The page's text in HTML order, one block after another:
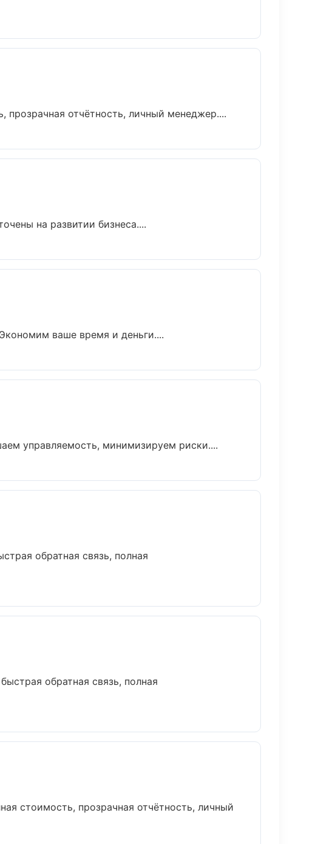
отчётность, личный менеджер....
на развитии бизнеса....
ваше время и деньги....
управляемость, минимизируем риски....
обратная связь, полная
обратная связь, полная
стоимость, прозрачная отчётность, личный